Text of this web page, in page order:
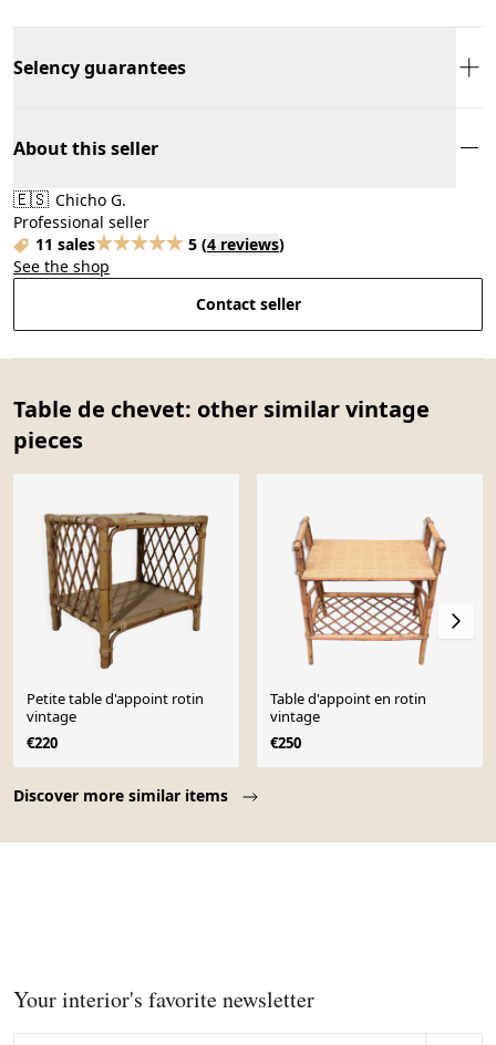
Selency guarantees
About this seller
🇪🇸 Chicho G.
Professional seller
11 sales
5 (4 reviews)
See the shop
Contact seller
Table de chevet: other similar vintage
pieces
Discover more similar items
Petite table d'appoint rotin
vintage
€220
Table d'appoint en rotin
vintage
€250
Your interior's favorite newsletter